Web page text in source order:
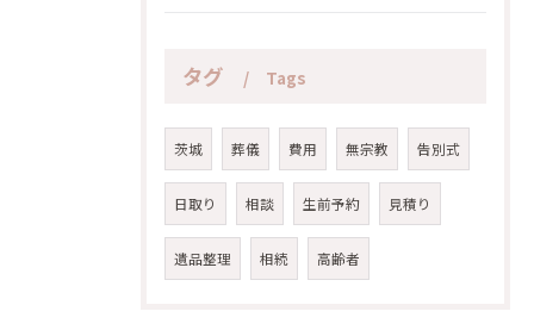
タグ Tags
茨城 葬儀 費用 無宗教 告別式
日取り 相談 生前予約 見積り
遺品整理 相続 高齢者